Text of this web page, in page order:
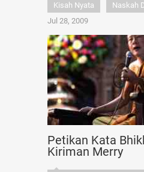
Kisah Nyata
Naskah
Jul 28, 2009
Petikan Kata
Kiriman Merry